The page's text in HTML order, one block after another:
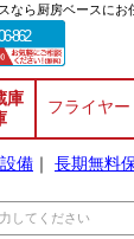
なら厨房ベースにお
862
庫
フライヤー
備 ｜ 長期無料